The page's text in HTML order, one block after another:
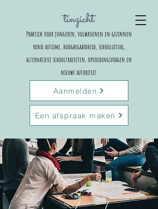
Praktijk voor jongeren, volwassenen en gezinnen
rond autisme, hoogbegaafdheid, schooluitval,
alternatieve schooltrajecten, opvoedingsvragen en
nieuwe autoriteit
Aanmelden
Een afspraak maken